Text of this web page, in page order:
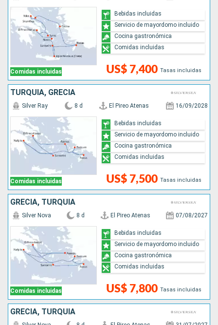
Comidas incluidas US$ 7,400 Tasas incluidas
Bebidas incluidas
Servicio de mayordomo incluido
Cocina gastronómica
Comidas incluidas
TURQUÍA, GRECIA
Comidas incluidas
Silver Ray 8 d El Pireo Atenas 16/09/2028
US$ 7,500 Tasas incluidas
Bebidas incluidas
Servicio de mayordomo incluido
Cocina gastronómica
Comidas incluidas
GRECIA, TURQUÍA
Comidas incluidas
Silver Nova 8 d El Pireo Atenas 07/08/2027
US$ 7,800 Tasas incluidas
Bebidas incluidas
Servicio de mayordomo incluido
Cocina gastronómica
Comidas incluidas
GRECIA, TURQUÍA